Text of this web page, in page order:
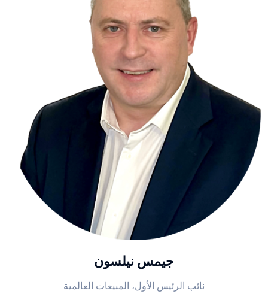
جيمس نيلسون
نائب الرئيس الأول، المبيعات العالمية